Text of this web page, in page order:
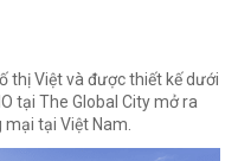
thị Việt và được thiết kế dưới
tại The Global City mở ra
tại Việt Nam.